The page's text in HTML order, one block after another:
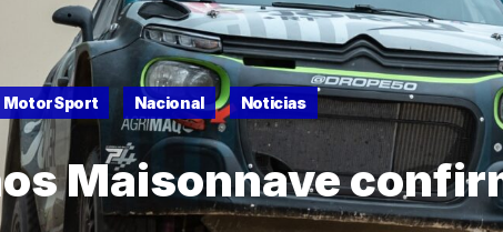
MotorSport Nacional Noticias
Maisonnave